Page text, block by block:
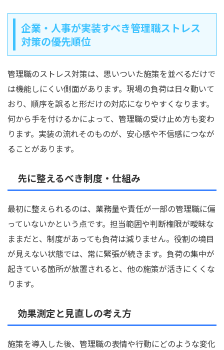
企業・人事が実装すべき管理職ストレス
対策の優先順位
管理職のストレス対策は、思いついた施策を並べるだけで
は機能しにくい側面があります。現場の負荷は日々動いて
おり、順序を誤ると形だけの対応になりやすくなります。
何から手を付けるかによって、管理職の受け止め方も変わ
ります。実装の流れそのものが、安心感や不信感につなが
ることがあります。
先に整えるべき制度・仕組み
最初に整えられるのは、業務量や責任が一部の管理職に偏
っていないかという点です。担当範囲や判断権限が曖昧な
ままだと、制度があっても負荷は減りません。役割の境目
が見えない状態では、常に緊張が続きます。負荷の集中が
起きている箇所が放置されると、他の施策が活きにくくな
ります。
効果測定と見直しの考え方
施策を導入した後、管理職の表情や行動にどのような変化